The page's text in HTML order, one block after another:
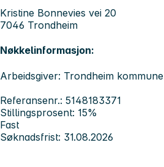
Kristine Bonnevies vei 20
7046 Trondheim
Nøkkelinformasjon:
Arbeidsgiver: Trondheim kommune
Referansenr.: 5148183371
Stillingsprosent: 15%
Fast
Søknadsfrist: 31.08.2026